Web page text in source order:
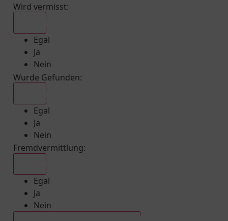
Wird vermisst:
Egal
Ja
Nein
Wurde Gefunden:
Egal
Ja
Nein
Fremdvermittlung:
Egal
Ja
Nein